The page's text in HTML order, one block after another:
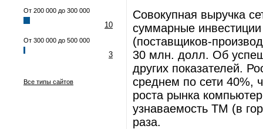
От 200 000 до 300 000
10
От 300 000 до 500 000
3
Все типы сайтов
Совокупная выручка
суммарные
(поставщиков-
30 млн. долл. Об
других показателей.
среднем по сети 40%,
роста рынка
узнаваемость ТМ (в
раза.